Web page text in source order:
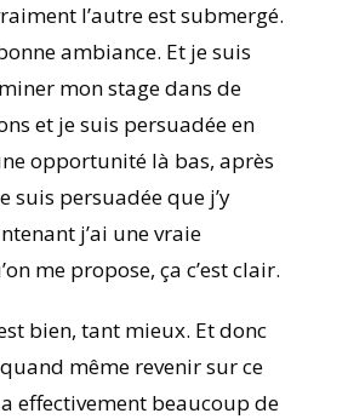
l’autre est submergé.
ambiance. Et je suis
mon stage dans de
et je suis persuadée en
opportunité là bas, après
suis persuadée que j’y
j’ai une vraie
me propose, ça c’est clair.
bien, tant mieux. Et donc
même revenir sur ce
effectivement beaucoup de